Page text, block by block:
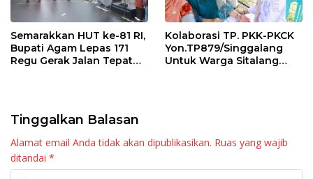
Semarakkan HUT ke-81 RI,
Bupati Agam Lepas 171
Regu Gerak Jalan Tepat
Kolaborasi TP. PKK-PKCK
Yon.TP879/Singgalang
Untuk Warga Sitalang
Tinggalkan Balasan
Alamat email Anda tidak akan dipublikasikan. Ruas yang wajib
ditandai *